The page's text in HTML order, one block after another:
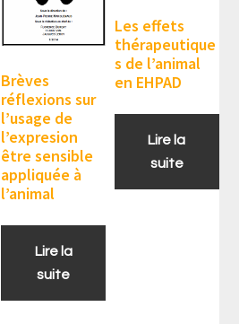
Brèves
réflexions sur
l’usage de
l’expresion
être sensible
appliquée à
l’animal
Lire la
suite
Les effets
thérapeutique
s de l’animal
en EHPAD
Lire la
suite